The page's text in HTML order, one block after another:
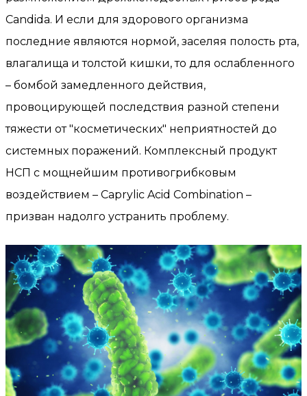
Candida. И если для здорового организма
последние являются нормой, заселяя полость рта,
влагалища и толстой кишки, то для ослабленного
– бомбой замедленного действия,
провоцирующей последствия разной степени
тяжести от "косметических" неприятностей до
системных поражений. Комплексный продукт
НСП с мощнейшим противогрибковым
воздействием – Caprylic Acid Combination –
призван надолго устранить проблему.